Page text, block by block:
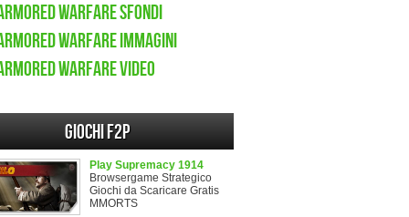
Warfare sfondi
Warfare immagini
Warfare video
Giochi F2P
Play Supremacy 1914
Browsergame Strategico
Giochi da Scaricare Gratis
MMORTS